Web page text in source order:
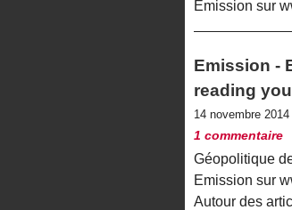
Emission sur
Emission -
reading
14 novembre
1 commentaire
Géopolitique
Emission sur
Autour des